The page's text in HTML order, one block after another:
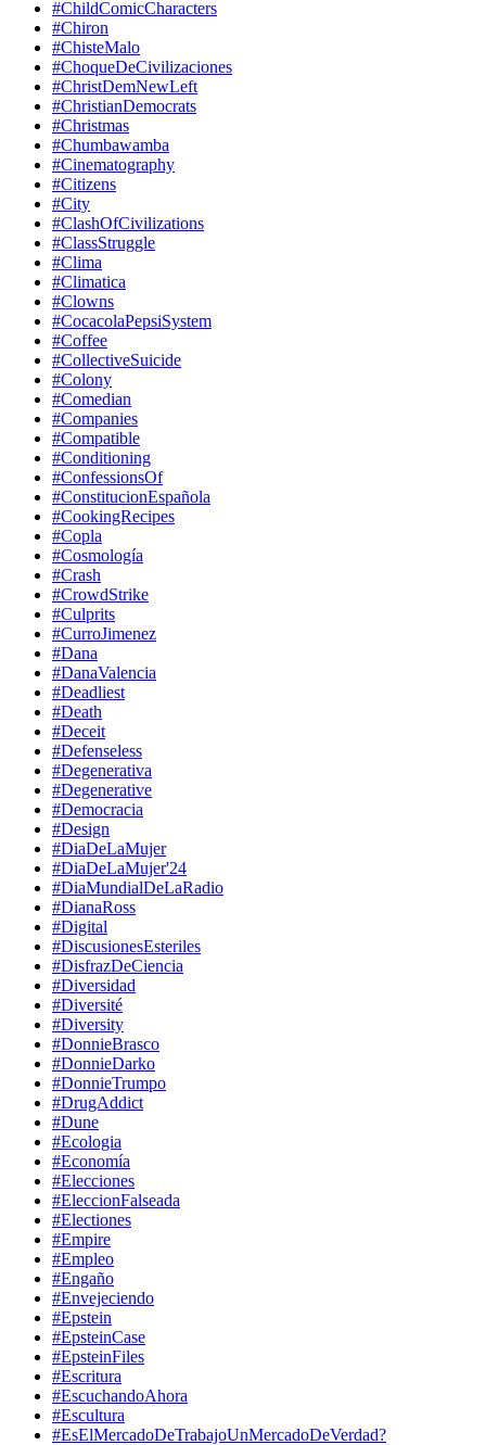
#ChildComicCharacters
#Chiron
#ChisteMalo
#ChoqueDeCivilizaciones
#ChristDemNewLeft
#ChristianDemocrats
#Christmas
#Chumbawamba
#Cinematography
#Citizens
#City
#ClashOfCivilizations
#ClassStruggle
#Clima
#Climatica
#Clowns
#CocacolaPepsiSystem
#Coffee
#CollectiveSuicide
#Colony
#Comedian
#Companies
#Compatible
#Conditioning
#ConfessionsOf
#ConstitucionEspañola
#CookingRecipes
#Copla
#Cosmología
#Crash
#CrowdStrike
#Culprits
#CurroJimenez
#Dana
#DanaValencia
#Deadliest
#Death
#Deceit
#Defenseless
#Degenerativa
#Degenerative
#Democracia
#Design
#DiaDeLaMujer
#DiaDeLaMujer'24
#DiaMundialDeLaRadio
#DianaRoss
#Digital
#DiscusionesEsteriles
#DisfrazDeCiencia
#Diversidad
#Diversité
#Diversity
#DonnieBrasco
#DonnieDarko
#DonnieTrumpo
#DrugAddict
#Dune
#Ecologia
#Economía
#Elecciones
#EleccionFalseada
#Electiones
#Empire
#Empleo
#Engaño
#Envejeciendo
#Epstein
#EpsteinCase
#EpsteinFiles
#Escritura
#EscuchandoAhora
#Escultura
#EsElMercadoDeTrabajoUnMercadoDeVerdad?